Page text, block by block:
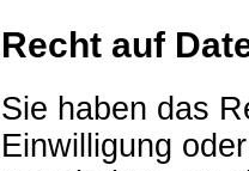
Recht auf
Sie haben das
Einwilligung